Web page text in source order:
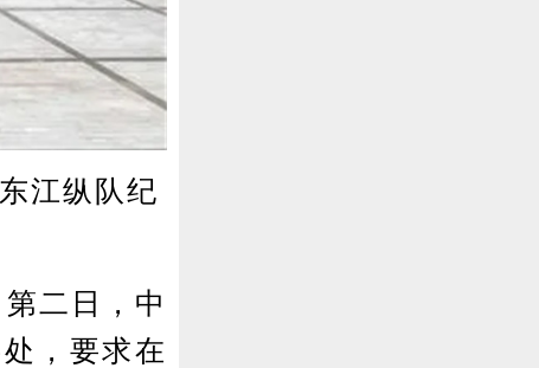
江纵队纪
二日，中
，要求在